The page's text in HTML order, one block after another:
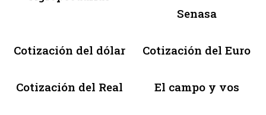
Senasa
Cotización del dólar Cotización del Euro
Cotización del Real El campo y vos